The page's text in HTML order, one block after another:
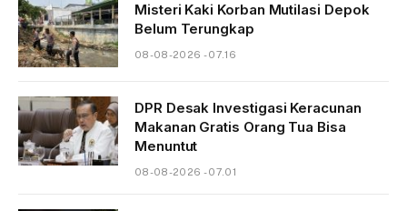
Misteri Kaki Korban Mutilasi Depok
Belum Terungkap
08-08-2026 - 07.16
DPR Desak Investigasi Keracunan
Makanan Gratis Orang Tua Bisa
Menuntut
08-08-2026 - 07.01